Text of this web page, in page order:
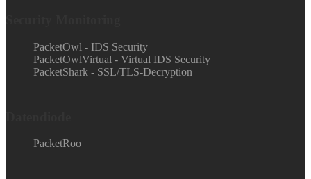
PacketOwl - IDS Security
PacketOwlVirtual - Virtual IDS Security
PacketShark - SSL/TLS-Decryption
PacketRoo